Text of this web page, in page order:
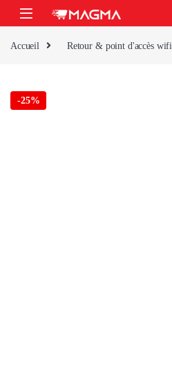
Skip to navigation
Skip to content
Open
Accueil Retour & point d'accès wifi
-25%